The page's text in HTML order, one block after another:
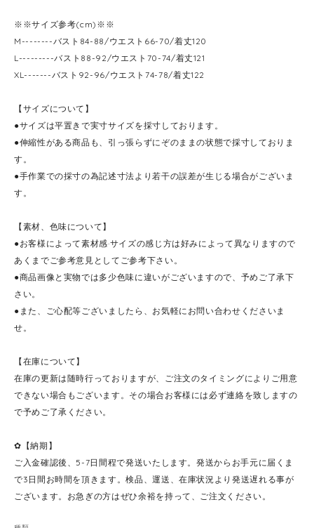
※※サイズ参考(cm)※※
M--------バスト84-88/ウエスト66-70/着丈120
L---------バスト88-92/ウエスト70-74/着丈121
XL-------バスト92-96/ウエスト74-78/着丈122
【サイズについて】
●サイズは平置きで実寸サイズを採寸しております。
●伸縮性がある商品も、引っ張らずにぞのままの状態で採寸しておりま
す。
●手作業での採寸の為記述寸法より若干の誤差が生じる場合がございま
す。
【素材、色味について】
●お客様によって素材感·サイズの感じ方は好みによって異なりますので
あくまでご参考意見としてご参考下さい。
●商品画像と実物では多少色味に違いがございますので、予めご了承下
さい。
●また、ご心配等ございましたら、お気軽にお問い合わせくださいま
せ。
【在庫について】
在庫の更新は随時行っておりますが、ご注文のタイミングによりご用意
できない場合もございます。その場合お客様には必ず連絡を致しますの
で予めご了承ください。
✿【納期】
ご入金確認後、5-7日間程で発送いたします。発送からお手元に届くま
で3日間お時間を頂きます。検品、運送、在庫状況より発送遅れる事が
ございます。お急ぎの方はぜひ余裕を持って、ご注文ください。